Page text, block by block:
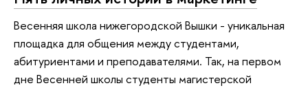
Весенняя школа нижегородской Вышки - уникальная
площадка для общения между студентами,
абитуриентами и преподавателями. Так, на первом
дне Весенней школы студенты магистерской